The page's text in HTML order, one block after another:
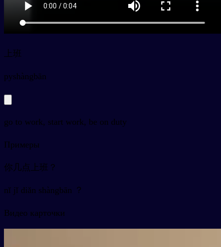
上班
pyshàngbān
go to work, start work, be on duty
Примеры
你几点上班？
nǐ jǐ diǎn shàngbān ？
Видео карточки